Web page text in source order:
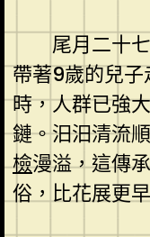
尾月二十
帶著9歲的兒
時，人群已強
鏈。汩汩清流
檢漫溢，這傳
俗，比花展更